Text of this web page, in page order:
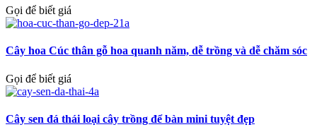
Gọi để biết giá
Cây hoa Cúc thân gỗ hoa quanh năm, dễ trồng và dễ chăm sóc
Gọi để biết giá
Cây sen đá thái loại cây trồng để bàn mini tuyệt đẹp